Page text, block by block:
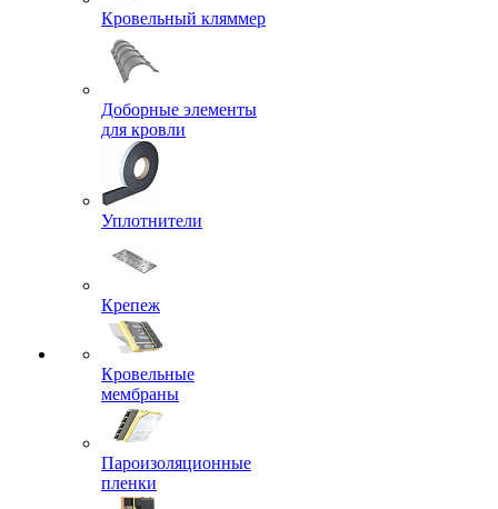
Кровельный кляммер
Доборные элементы
для кровли
Уплотнители
Крепеж
Кровельные
мембраны
Пароизоляционные
пленки